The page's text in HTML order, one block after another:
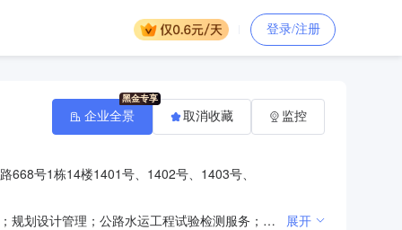
登录/注册
668号1栋14楼1401号、1402号、1403号、
一般项目：工程管理服务；工程造价咨询业务；招投标代理服务；政府采购代理服务；工业工程设计服务；规划设计管理；公路水运工程试验检测服务；工程技术服务（规划管理、勘察、设计、监理除外）；水利相关咨询服务；信息技术咨询服务；消防技术服务；水环境污染防治服务；社会稳定风险评估；环保咨询服务；金属门窗工程施工；土石方工程施工；园林绿化工程施工；体育场地设施工程施工；水污染治理；物业管理；司法鉴定服务；人防工程设计；单建式人防工程监理（除依法须经批准的项目外，凭营业执照依法自主开展经营活动）。许可项目：建设工程设计；文物保护工程设计；地质灾害治理工程设计；建设工程勘察；文物保护工程勘察；地质灾害治理工程勘查；测绘服务；建设工程监理；地质灾害治理工程监理；公路工程监理；水运工程监理；文物保护工程监理；水利工程建设监理；建设工程质量检测；水利工程质量检测；检验检测服务；建设工程施工；施工专业作业；文物保护工程施工；地质灾害治理工程施工（依法须经批准的项目，经相关部门批准后方可开展经营活动，具体经营项目以相关部门批准文件或许可证件为准）。 展开
企业全景 取消收藏 监控